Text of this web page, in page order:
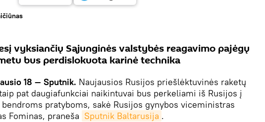
vyksiančių Sąjunginės valstybės reagavimo pajėgų
bus perdislokuota karinė technika
18 — Sputnik. Naujausios Rusijos priešlėktuvinės raketų
pat daugiafunkciai naikintuvai bus perkeliami iš Rusijos į
pratyboms, sakė Rusijos gynybos viceministras
Fominas, praneša Sputnik Baltarusija .